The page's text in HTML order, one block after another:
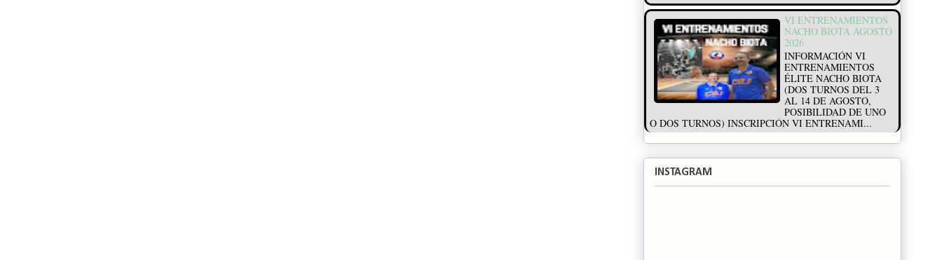
VI ENTRENAMIENTOS
NACHO BIOTA AGOSTO
2026
INFORMACIÓN VI
ENTRENAMIENTOS
ÉLITE NACHO BIOTA
(DOS TURNOS DEL 3
AL 14 DE AGOSTO,
POSIBILIDAD DE UNO
O DOS TURNOS) INSCRIPCIÓN VI ENTRENAMI...
INSTAGRAM